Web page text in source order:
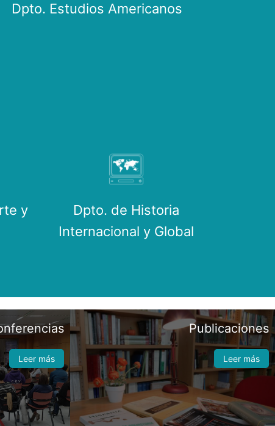
Dpto. Estudios Americanos
y
Dpto. de Historia
Internacional y Global
Leer más
Publicaciones
Leer más